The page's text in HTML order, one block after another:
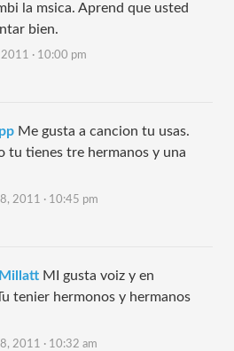
la msica. Aprend que usted
bien.
· 10:00 pm
Me gusta a cancion tu usas.
tu tienes tre hermanos y una
2011 · 10:45 pm
MI gusta voiz y en
tenier hermonos y hermanos
2011 · 10:32 am